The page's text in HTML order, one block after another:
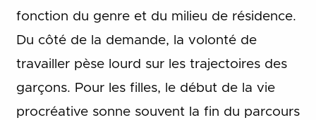
fonction du genre et du milieu de résidence.
Du côté de la demande, la volonté de
travailler pèse lourd sur les trajectoires des
garçons. Pour les filles, le début de la vie
procréative sonne souvent la fin du parcours